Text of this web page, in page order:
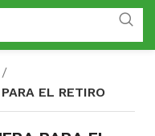
EL RETIRO